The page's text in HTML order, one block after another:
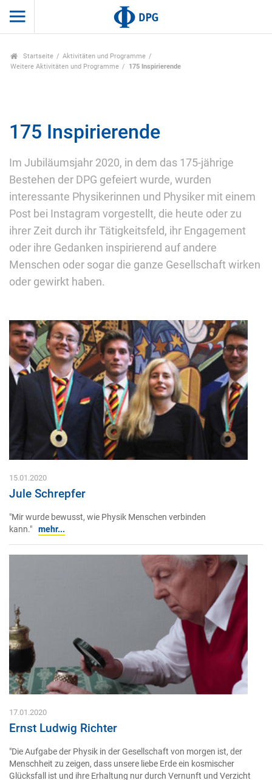
Startseite
Aktivitäten und Programme
Weitere Aktivitäten und Programme
175 Inspirierende
175 Inspirierende
Im Jubiläumsjahr 2020, in dem das 175-jährige
Bestehen der DPG gefeiert wurde, wurden
interessante Physikerinnen und Physiker mit einem
Post bei Instagram vorgestellt, die heute oder zu
ihrer Zeit durch ihr Tätigkeitsfeld, ihr Engagement
oder ihre Gedanken inspirierend auf andere
Menschen oder sogar die ganze Gesellschaft wirken
oder gewirkt haben.
15.01.2020
Jule Schrepfer
"Mir wurde bewusst, wie Physik Menschen verbinden
kann." mehr...
17.01.2020
Ernst Ludwig Richter
"Die Aufgabe der Physik in der Gesellschaft von morgen ist, der
Menschheit zu zeigen, dass unsere liebe Erde ein kosmischer
Glücksfall ist und ihre Erhaltung nur durch Vernunft und Verzicht